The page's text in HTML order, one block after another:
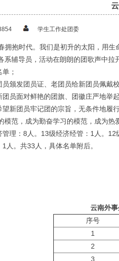
学生工作处团委
抱时代。我们是初升的太阳，用
系辅导员，活动在朗朗的团歌声中
；
颁发团员证、老团员给新团员佩戴
员面对鲜艳的团旗、团徽庄严地举
团员牢记团的宗旨，无条件地履
模范，成为勤奋学习的模范，成为
理：8人。13级经济经管：1人。
人。共33人，具体名单附后。
云南外
序号
1
2
3